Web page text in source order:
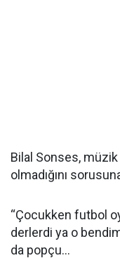
Bilal Sonses,
olmadığını
“Çocukken futbol
derlerdi ya o
da popçu...